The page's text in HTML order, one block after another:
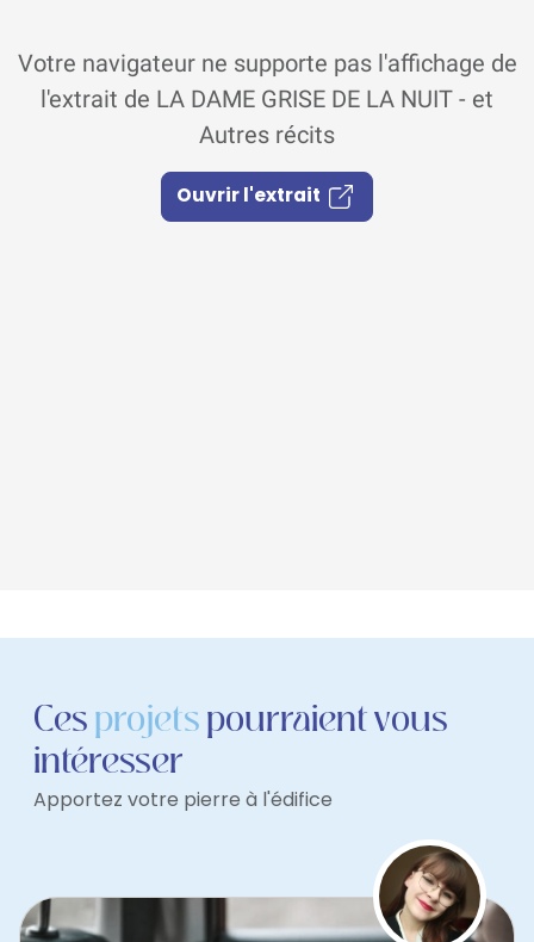
Votre navigateur ne supporte pas l'affichage de
l'extrait de LA DAME GRISE DE LA NUIT - et
Autres récits
Ouvrir l'extrait
Cesprojetspourraient vous
intéresser
Apportez votre pierre à l'édifice